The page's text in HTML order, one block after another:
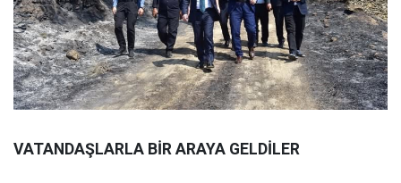
VATANDAŞLARLA BİR ARAYA GELDİLER